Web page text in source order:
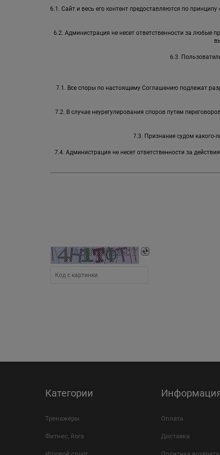
6.1. Сайт и весь его контент предоставляются по
6.2. Администрация не несет ответственности за любые
6.3.
7.1. Все споры по настоящему Соглашению подлежат
7.2. В случае неурегулирования споров путем
7.3. Признание судом какого-
7.4. Администрация не несет ответственности за
Категории
Тренажеры
Фитнес, йога
Оплата
Доставка